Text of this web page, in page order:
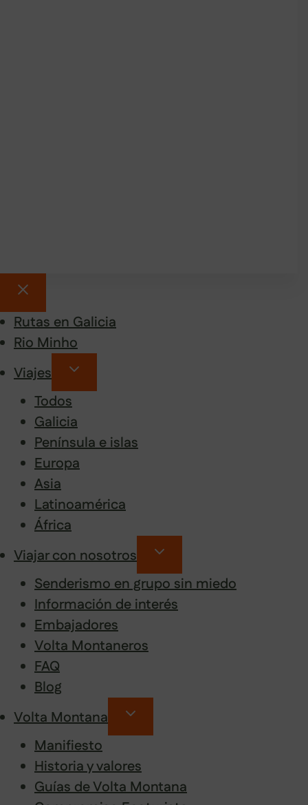
Rutas en Galicia
Rio Minho
Viajes
Todos
Galicia
Península e islas
Europa
Asia
Latinoamérica
África
Viajar con nosotros
Senderismo en grupo sin miedo
Información de interés
Embajadores
Volta Montaneros
FAQ
Blog
Volta Montana
Manifiesto
Historia y valores
Guías de Volta Montana